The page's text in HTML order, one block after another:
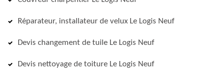
Réparateur, installateur de velux Le Logis Neuf
Devis changement de tuile Le Logis Neuf
Devis nettoyage de toiture Le Logis Neuf